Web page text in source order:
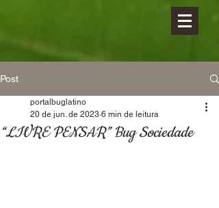
Post
“LIVRE PENSAR” Bug Sociedade
portalbuglatino
20 de jun. de 2023 6 min de leitura